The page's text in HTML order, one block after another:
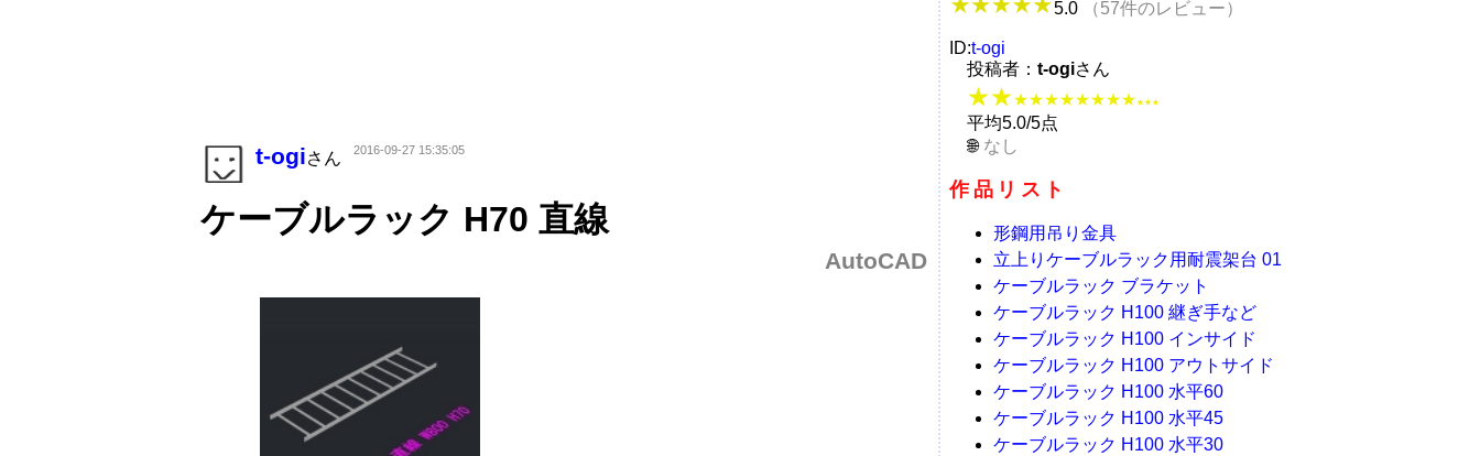
t-ogiさん 2016-09-27 15:35:05
ケーブルラック H70 直線
AutoCAD
5.0 （57件のレビュー）
ID:t-ogi
投稿者： t-ogiさん
★★★★★★★★★★ ★★★
平均5.0/5点
なし
作品リスト
形鋼用吊り金具
立上りケーブルラック用耐震架台 01
ケーブルラック ブラケット
ケーブルラック H100 継ぎ手など
ケーブルラック H100 インサイド
ケーブルラック H100 アウトサイド
ケーブルラック H100 水平60
ケーブルラック H100 水平45
ケーブルラック H100 水平30